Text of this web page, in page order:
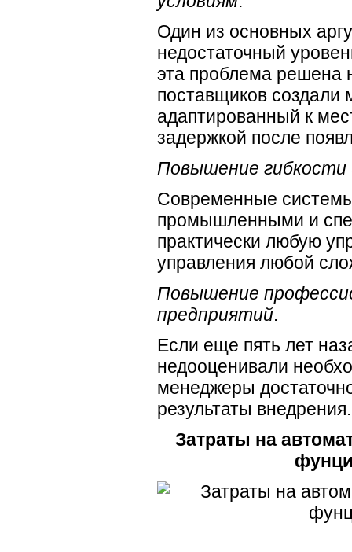
Один из основных
недостаточный
эта проблема решена
поставщиков
адаптированный к
задержкой после
Повышение
Современные
промышленными и
практически любую
управления любой
Повышение
предприятий.
Если еще пять лет
недооценивали
менеджеры
результаты внедрения.
Затраты на